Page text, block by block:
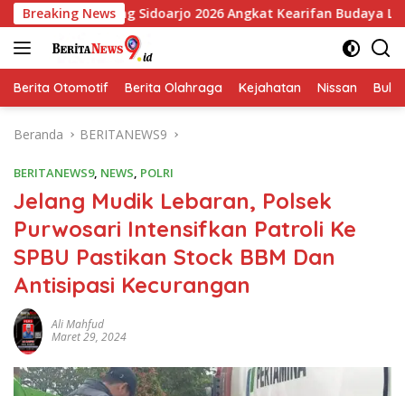
Langsung
ke
konten
Breaking News
Sidoarjo 2026 Angkat Kearifan Budaya Lokal HUT
Berita Otomotif Berita Olahraga Kejahatan Nissan
Beranda BERITANEWS9
BERITANEWS9, NEWS, POLRI
Jelang Mudik Lebaran, Polsek
Purwosari Intensifkan Patroli Ke
SPBU Pastikan Stock BBM Dan
Antisipasi Kecurangan
Ali Mahfud
Maret 29, 2024